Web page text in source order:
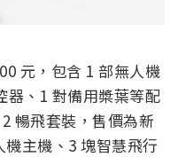
元，包含 1 部無人機
器、1 對備用槳葉等配
暢飛套裝，售價為新
主機、3 塊智慧飛行